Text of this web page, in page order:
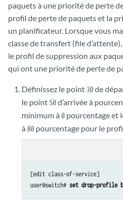
paquets à une priorité de perte
profil de perte de paquets et la
un planificateur. Lorsque vous
classe de transfert (file
le profil de suppression aux
qui ont une priorité de perte de
Définissez le point 30de
le point 50d’arrivée à
minimum à0 pourcentage et
à 80 pourcentage pour le
[edit class-of-service]
user@switch# set drop-profile